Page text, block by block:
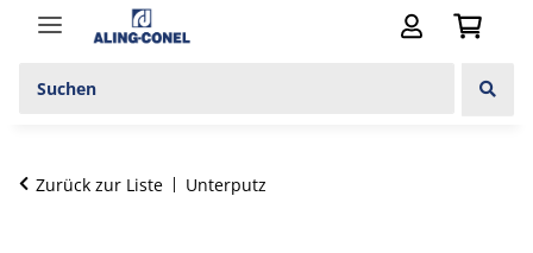
Zurück zur Liste Unterputz